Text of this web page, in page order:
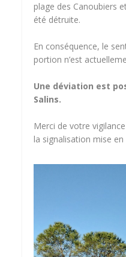
plage des Canoubiers
été détruite.
En conséquence, le
portion n’est
Une déviation est
Salins.
Merci de votre
la signalisation mise en